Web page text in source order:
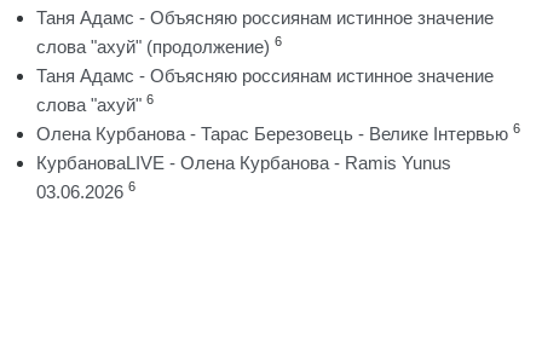
Таня Адамс - Объясняю россиянам истинное значение
слова "ахуй" (продолжение) 6
Таня Адамс - Объясняю россиянам истинное значение
слова "ахуй" 6
Олена Курбанова - Тарас Березовець - Велике Інтервью 6
КурбановаLIVE - Олена Курбанова - Ramis Yunus
03.06.2026 6